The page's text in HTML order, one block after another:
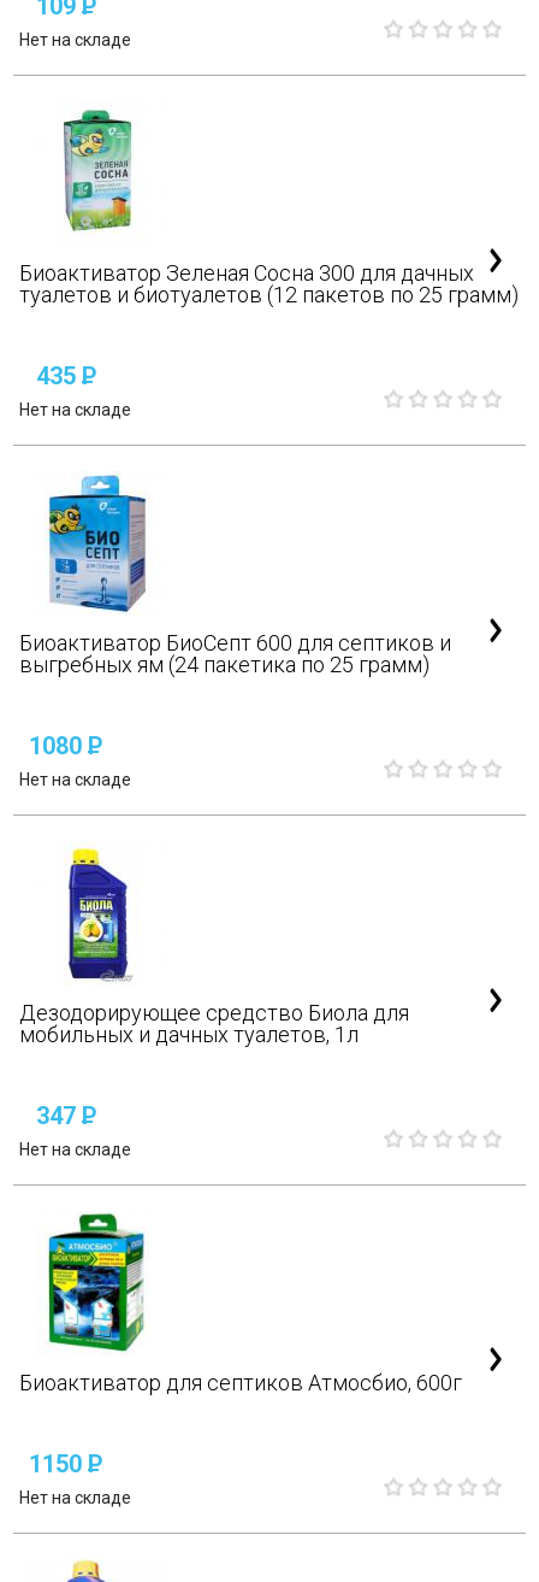
109 P
Нет на складе
Биоактиватор Зеленая Сосна 300 для дачных
туалетов и биотуалетов (12 пакетов по 25 грамм)
435 P
Нет на складе
Биоактиватор БиоСепт 600 для септиков и
выгребных ям (24 пакетика по 25 грамм)
1080P
Нет на складе
Дезодорирующее средство Биола для
мобильных и дачных туалетов, 1л
347 P
Нет на складе
Биоактиватор для септиков Атмосбио, 600г
1150P
Нет на складе